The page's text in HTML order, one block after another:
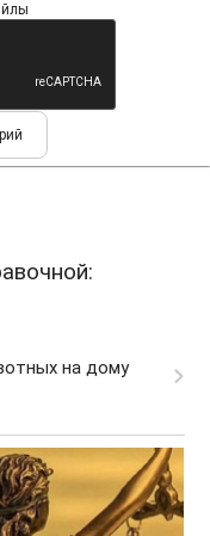
на дому